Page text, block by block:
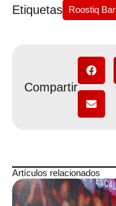
Etiquetas Roostiq Bar
Compartir
Artículos relacionados